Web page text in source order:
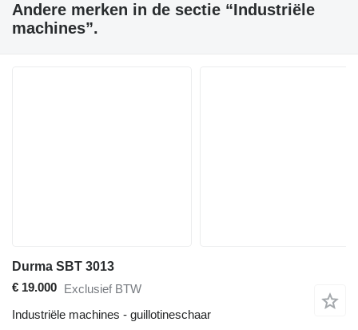
Andere merken in de sectie “Industriële
machines”.
Durma SBT 3013
€ 19.000 Exclusief BTW
Industriële machines - guillotineschaar